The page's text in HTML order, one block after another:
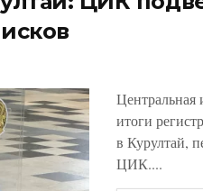
Центральная
итоги
в Курултай,
ЦИК....